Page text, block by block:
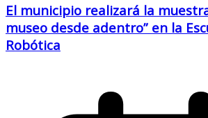
El municipio realizará la
museo desde adentro” en la
Robótica